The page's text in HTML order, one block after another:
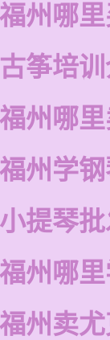
福州哪
古筝培
福州哪
福州学
小提琴
福州哪
福州卖